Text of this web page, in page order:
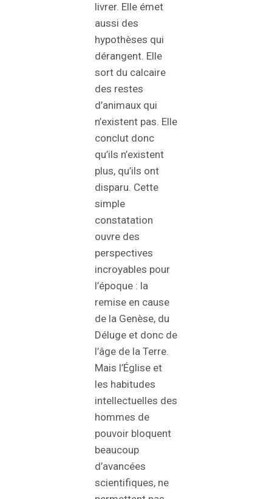
livrer. Elle émet
aussi des
hypothèses qui
dérangent. Elle
sort du calcaire
des restes
d’animaux qui
n’existent pas. Elle
conclut donc
qu’ils n’existent
plus, qu’ils ont
disparu. Cette
simple
constatation
ouvre des
perspectives
incroyables pour
l’époque : la
remise en cause
de la Genèse, du
Déluge et donc de
l’âge de la Terre.
Mais l’Église et
les habitudes
intellectuelles des
hommes de
pouvoir bloquent
beaucoup
d’avancées
scientifiques, ne